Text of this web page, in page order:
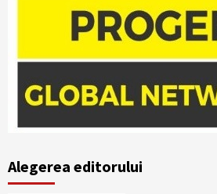
Alegerea editorului